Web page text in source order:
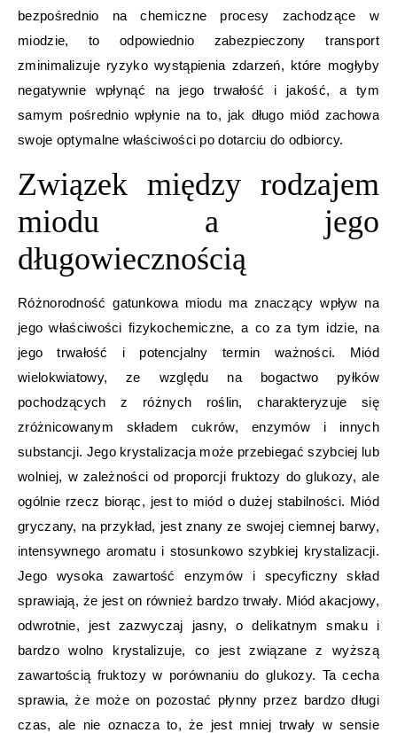
bezpośrednio na chemiczne procesy zachodzące w
miodzie, to odpowiednio zabezpieczony transport
zminimalizuje ryzyko wystąpienia zdarzeń, które mogłyby
negatywnie wpłynąć na jego trwałość i jakość, a tym
samym pośrednio wpłynie na to, jak długo miód zachowa
swoje optymalne właściwości po dotarciu do odbiorcy.
Związek między rodzajem
miodu a jego
długowiecznością
Różnorodność gatunkowa miodu ma znaczący wpływ na
jego właściwości fizykochemiczne, a co za tym idzie, na
jego trwałość i potencjalny termin ważności. Miód
wielokwiatowy, ze względu na bogactwo pyłków
pochodzących z różnych roślin, charakteryzuje się
zróżnicowanym składem cukrów, enzymów i innych
substancji. Jego krystalizacja może przebiegać szybciej lub
wolniej, w zależności od proporcji fruktozy do glukozy, ale
ogólnie rzecz biorąc, jest to miód o dużej stabilności. Miód
gryczany, na przykład, jest znany ze swojej ciemnej barwy,
intensywnego aromatu i stosunkowo szybkiej krystalizacji.
Jego wysoka zawartość enzymów i specyficzny skład
sprawiają, że jest on również bardzo trwały. Miód akacjowy,
odwrotnie, jest zazwyczaj jasny, o delikatnym smaku i
bardzo wolno krystalizuje, co jest związane z wyższą
zawartością fruktozy w porównaniu do glukozy. Ta cecha
sprawia, że może on pozostać płynny przez bardzo długi
czas, ale nie oznacza to, że jest mniej trwały w sensie